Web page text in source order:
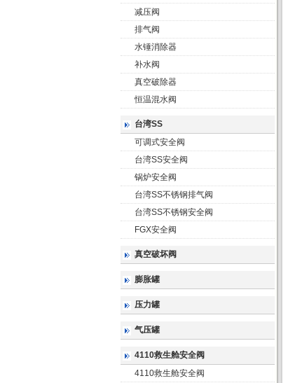
减压阀
排气阀
水锤消除器
补水阀
真空破除器
恒温混水阀
台湾SS
可调式安全阀
台湾SS安全阀
锅炉安全阀
台湾SS不锈钢排气阀
台湾SS不锈钢安全阀
FGX安全阀
真空破坏阀
膨胀罐
压力罐
气压罐
4110救生舱安全阀
4110救生舱安全阀